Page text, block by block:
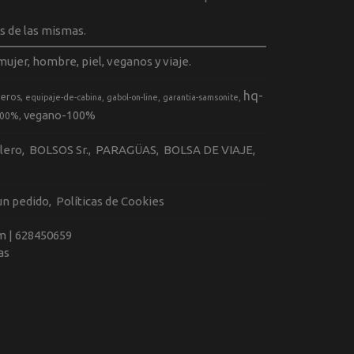
de las mismas.
hombre, piel, veganos y viaje.
equipaje-de-cabina gabol-on-line garantia-samsonite
hq-
vegano-100%
BOLSOS Sr. PARAGÜAS
BOLSA DE VIAJE
pedido Políticas de Cookies
| 628450659